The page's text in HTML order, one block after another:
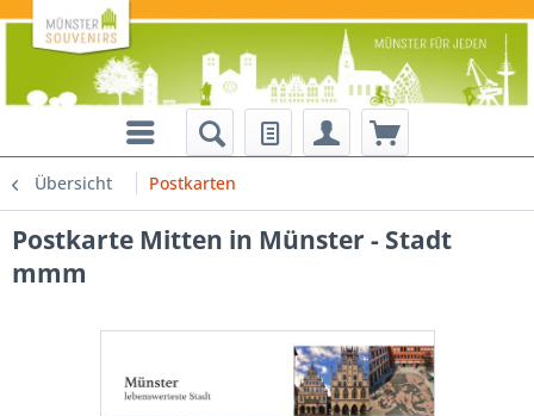
Übersicht Postkarten
Postkarte Mitten in Münster - Stadt
mmm